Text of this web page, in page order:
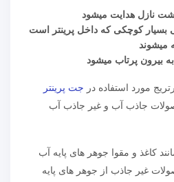
نازل هدایت میشود
کوچکی که داخل پرینتر است
میشوند
بیرون پرتاب میشود
مورد استفاده در جت پرینتر
جاذب آب و غیر جاذب آب
کاغذ و مقوا جوهر های پایه آب
غیر جاذب از جوهر های پایه